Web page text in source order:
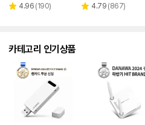
별 4.96 리
(190)
페이
별 4.79 리
(867)
카테고리 인기상품